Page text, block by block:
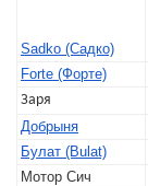
Sadko (Садко)
Forte (Форте)
Заря
Добрыня
Булат (Bulat)
Мотор Сич